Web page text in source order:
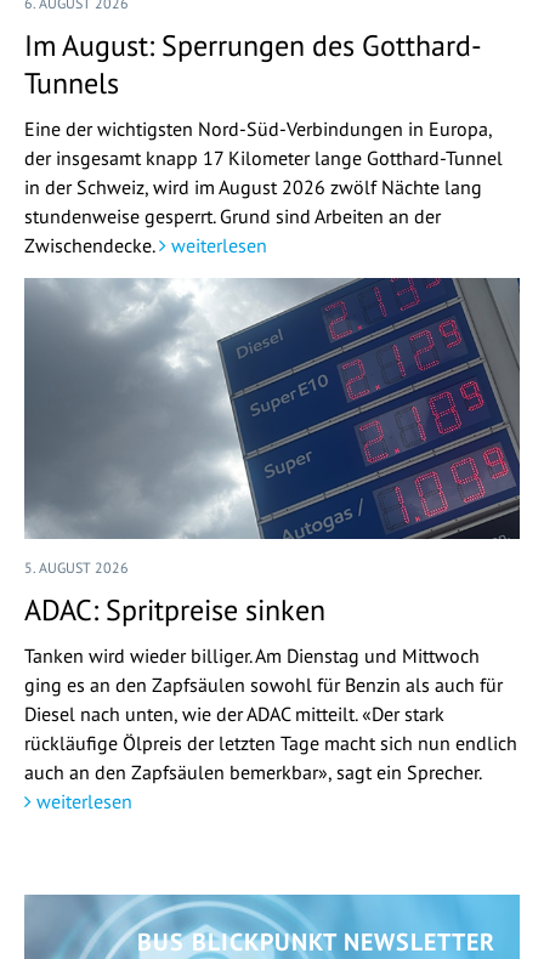
Im August: Sperrungen des Gotthard-
Tunnels
Eine der wichtigsten Nord-Süd-Verbindungen in Europa,
der insgesamt knapp 17 Kilometer lange Gotthard-Tunnel
in der Schweiz, wird im August 2026 zwölf Nächte lang
stundenweise gesperrt. Grund sind Arbeiten an der
Zwischendecke.
weiterlesen
5. AUGUST 2026
ADAC: Spritpreise sinken
Tanken wird wieder billiger. Am Dienstag und Mittwoch
ging es an den Zapfsäulen sowohl für Benzin als auch für
Diesel nach unten, wie der ADAC mitteilt. «Der stark
rückläufige Ölpreis der letzten Tage macht sich nun endlich
auch an den Zapfsäulen bemerkbar», sagt ein Sprecher.
weiterlesen
BUS BLICKPUNKT NEWSLETTER